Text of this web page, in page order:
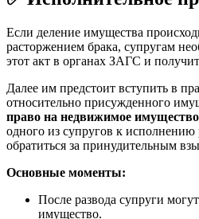
Если деление имущества
расторжением брака, супругам
этот акт в органах ЗАГС и
Далее им предстоит вступить в
относительно присужденного
право на недвижимое имущество
одного из супругов к
обратиться за принудительным
Основные моменты:
После развода супруги
имущество.